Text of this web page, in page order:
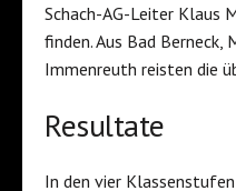
Schach-AG-Leiter Klaus
finden. Aus Bad
Immenreuth reisten die
Resultate
In den vier